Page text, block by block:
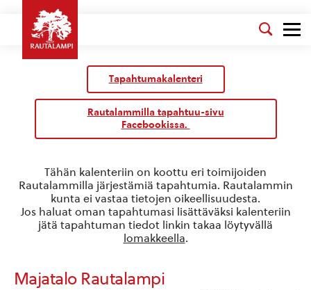
Tapahtumakalenteri
Rautalammilla tapahtuu-sivu
Facebookissa.
Majatalo Rautalampi
Tähän kalenteriin on koottu eri toimijoiden
Rautalammilla järjestämiä tapahtumia. Rautalammin
kunta ei vastaa tietojen oikeellisuudesta.
Jos haluat oman tapahtumasi lisättäväksi kalenteriin
jätä tapahtuman tiedot linkin takaa löytyvällä
lomakkeella.